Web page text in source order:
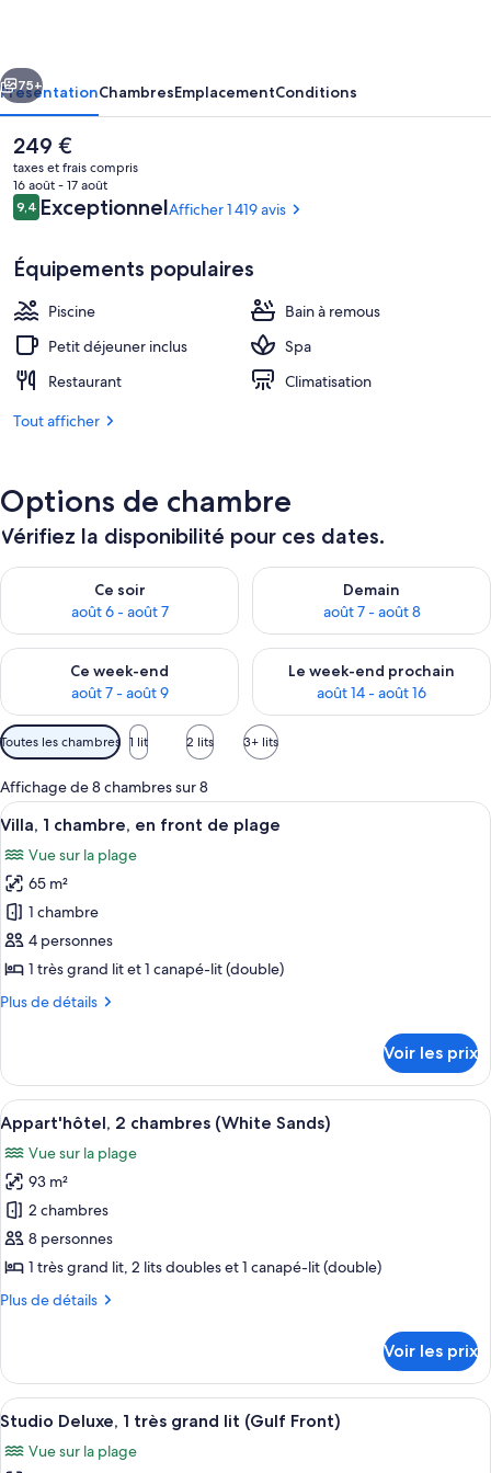
and
Marina
Extérieur
Suivant
75+
PrésentationChambresEmplacementConditions
Le
prix
actuel
est
de
249 €
taxes et frais compris
16 août - 17 août
Avis
voyageurs
9,49,4 sur 10
ExceptionnelAfficher 1 419 avis
Équipements populaires
Piscine
Bain à remous
Petit déjeuner inclus
Spa
Restaurant
Climatisation
Tout afficher
Options de chambre
Vérifiez la disponibilité pour ces dates.
Ce soir
août 6 - août 7
Vérifier la disponibilité pour ce soir août 6 - août 7
Demain
août 7 - août 8
Vérifier la disponibilité pour
Ce week-end
août 7 - août 9
Vérifier la disponibilité pour ce week-end août 7 - août 9
Le week-end prochain
août 14 - août 16
Vérifier la disponibilité pour
Filtres
disponibles
pour
les
chambres
Toutes les chambres 1 lit 2 lits 3+ lits
Affichage de 8 chambres sur 8
Afficher
toutes
les
photos
pour
ce
type
chambre :
chambre,
en
front
de
plage
Une chambre d’hôtel avec un
6
Villa, 1 chambre, en front de plage
Vue sur la plage
65 m²
1 chambre
4 personnes
1 très grand lit et 1 canapé-lit (double)
Plus de détails
Plus
le
type
de
chambre
Villa,
chambre,
en
front
de
plage
Voir les prix
Afficher
toutes
les
photos
pour
ce
type
chambre :
chambres
(White
Une chambre d’hôtel avec deux
8
Appart'hôtel, 2 chambres (White Sands)
Vue sur la plage
93 m²
2 chambres
8 personnes
1 très grand lit, 2 lits doubles et 1 canapé-lit (double)
Plus de détails
Plus
le
type
de
Appart'hôtel,
Voir les prix
Afficher
toutes
les
Une chambre d’hôtel avec un grand
6
Studio Deluxe, 1 très grand lit (Gulf Front)
Vue sur la plage